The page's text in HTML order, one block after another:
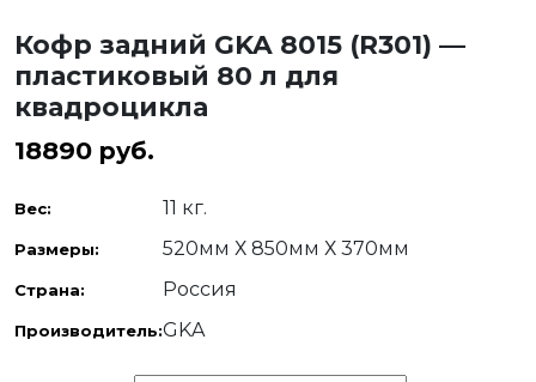
Кофр задний GKA 8015 (R301) —
пластиковый 80 л для
квадроцикла
18890 руб.
Вес: 11 кг.
Размеры: 520мм Х 850мм Х 370мм
Страна: Россия
Производитель:GKA